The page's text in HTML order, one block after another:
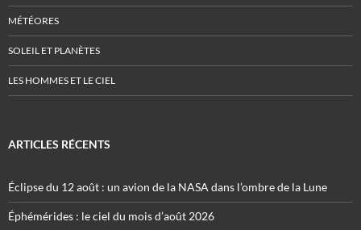
MÉTÉORES
SOLEIL ET PLANÈTES
LES HOMMES ET LE CIEL
ARTICLES RÉCENTS
Éclipse du 12 août : un avion de la NASA dans l’ombre de la Lune
Éphémérides : le ciel du mois d’août 2026